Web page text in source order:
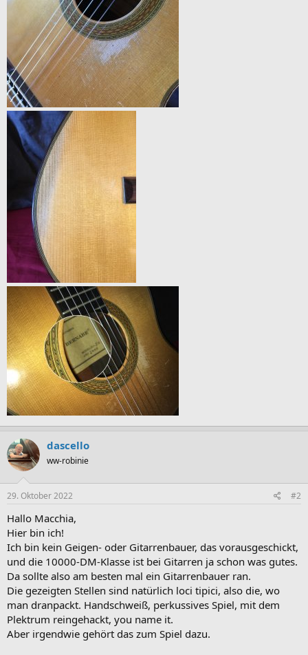
dascello
ww-robinie
29. Oktober 2022 #2
Hallo Macchia,
Hier bin ich!
Ich bin kein Geigen- oder Gitarrenbauer, das vorausgeschickt,
und die 10000-DM-Klasse ist bei Gitarren ja schon was gutes.
Da sollte also am besten mal ein Gitarrenbauer ran.
Die gezeigten Stellen sind natürlich loci tipici, also die, wo
man dranpackt. Handschweiß, perkussives Spiel, mit dem
Plektrum reingehackt, you name it.
Aber irgendwie gehört das zum Spiel dazu.